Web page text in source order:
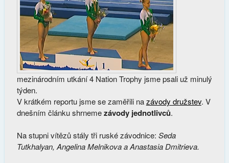
mezinárodním utkání 4 Nation Trophy jsme psali už minulý
týden.
V krátkém reportu jsme se zaměřili nazávody družstev. V
dnešním článku shrnemezávody jednotlivců.
Na stupni vítězů stály tři ruské závodnice: Seda
Tutkhalyan, Angelina Melnikova a Anastasia Dmitrieva.